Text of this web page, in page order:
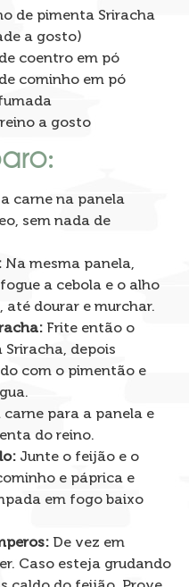
de pimenta Sriracha
a gosto)
coentro em pó
cominho em pó
a gosto
carne na panela
sem nada de
Na mesma panela,
a cebola e o alho
até dourar e murchar.
Frite então o
depois
com o pimentão e
carne para a panela e
do reino.
Junte o feijão e o
e páprica e
em fogo baixo
De vez em
Caso esteja grudando